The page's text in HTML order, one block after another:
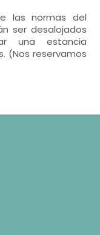
las normas del
ser desalojados
una estancia
(Nos reservamos